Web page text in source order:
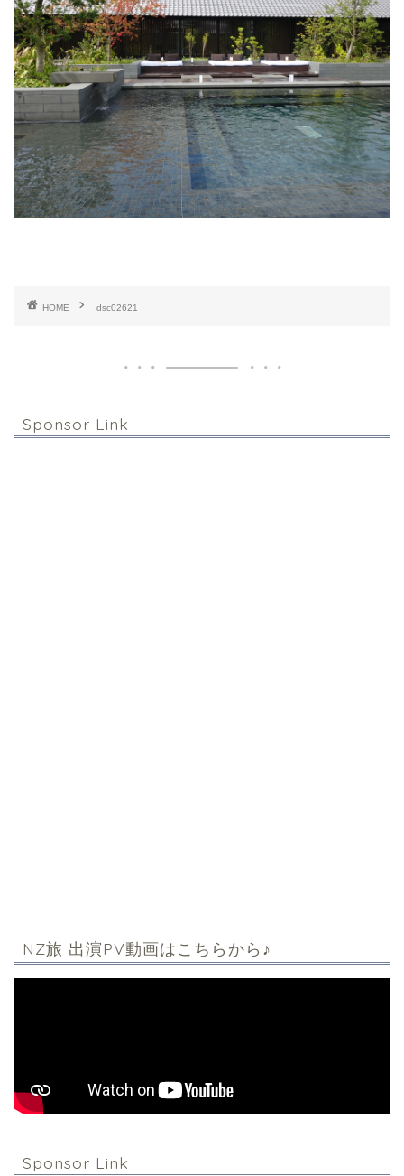
HOME dsc02621
Sponsor Link
NZ旅 出演PV動画はこちらから♪
Sponsor Link